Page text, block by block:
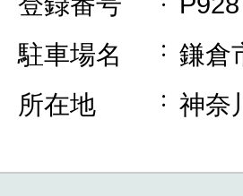
駐車場名
鎌倉
所在地
神奈